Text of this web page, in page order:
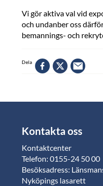
Vi gör aktiva val vid
och undanber oss
bemannings- och
Dela
Kontakta oss
Kontaktcenter
Telefon: 0155-24 50 00
Besöksadress:
Nyköpings lasarett